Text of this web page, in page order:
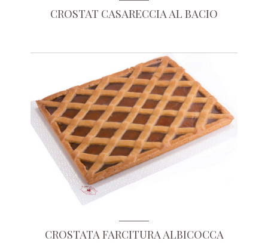
CROSTAT CASARECCIA AL BACIO
CROSTATA FARCITURA ALBICOCCA